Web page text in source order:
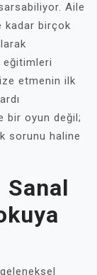
Aile
kadar birçok
eğitimleri
etmenin ilk
bir oyun değil;
sorunu haline
Sanal